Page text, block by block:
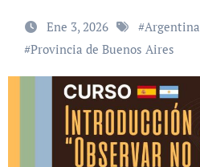
Ene 3, 2026 #Argentina
#Provincia de Buenos Aires